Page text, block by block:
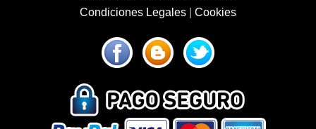
Condiciones Legales
Cookies